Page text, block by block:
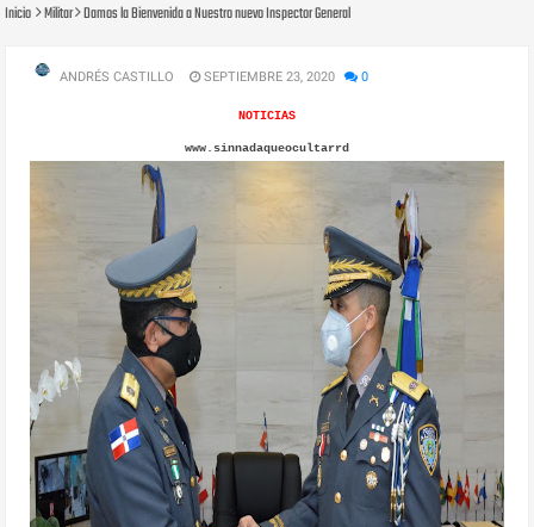
Inicio Militar Damos la Bienvenida a Nuestro nuevo Inspector General
ANDRÉS CASTILLO SEPTIEMBRE 23, 2020 0
NOTICIAS
www.sinnadaqueocultarrd